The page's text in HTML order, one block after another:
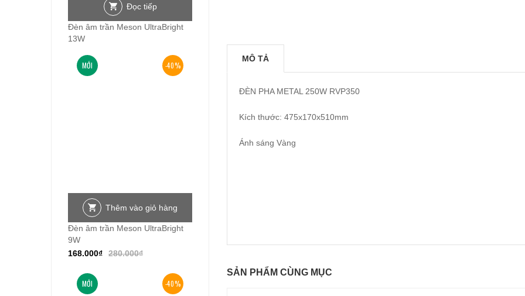
MÔ TẢ
ĐÈN PHA METAL 250W RVP350
Kích thước: 475x170x510mm
Ánh sáng Vàng
SẢN PHẨM CÙNG MỤC
Đọc tiếp
Đèn âm trần Meson UltraBright
13W
-40%
MỚI
Thêm vào giỏ hàng
Đèn âm trần Meson UltraBright
9W
280.000₫
168.000₫
-40%
MỚI